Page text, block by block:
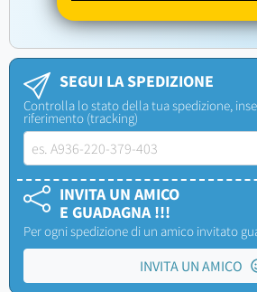
SEGUI LA SPEDIZIONE
Controlla lo stato della tua spedizione,
riferimento (tracking)
INVITA UN AMICO
E GUADAGNA !!!
Per ogni spedizione di un amico invitato
INVITA UN AMICO